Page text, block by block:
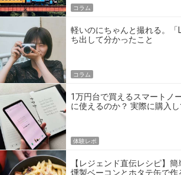
コラム
軽いのにちゃんと撮れる。「
ち出して分かったこと
コラム
1万円台で買えるスマートノ
に使えるのか？ 実際に購入
体験レポ
【レジェンド直伝レシピ】
燻製ベーコンとホタテ缶で